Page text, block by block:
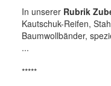
In unserer Rubrik
Kautschuk-Reifen,
Baumwollbänder,
...
*****